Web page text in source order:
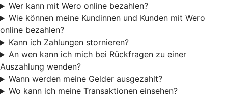
Wer kann mit Wero online bezahlen?
Wie können meine Kundinnen und Kunden mit Wero
online bezahlen?
Kann ich Zahlungen stornieren?
An wen kann ich mich bei Rückfragen zu einer
Auszahlung wenden?
Wann werden meine Gelder ausgezahlt?
Wo kann ich meine Transaktionen einsehen?